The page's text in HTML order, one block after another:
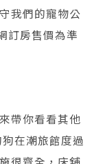
我們的寵物公
訂房售價為準
帶你看看其他
在潮旅館度過